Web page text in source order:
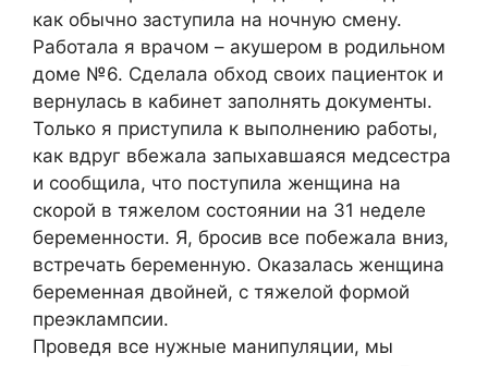
как обычно заступила на ночную смену.
Работала я врачом – акушером в родильном
доме №6. Сделала обход своих пациенток и
вернулась в кабинет заполнять документы.
Только я приступила к выполнению работы,
как вдруг вбежала запыхавшаяся медсестра
и сообщила, что поступила женщина на
скорой в тяжелом состоянии на 31 неделе
беременности. Я, бросив все побежала вниз,
встречать беременную. Оказалась женщина
беременная двойней, с тяжелой формой
преэклампсии.
Проведя все нужные манипуляции, мы